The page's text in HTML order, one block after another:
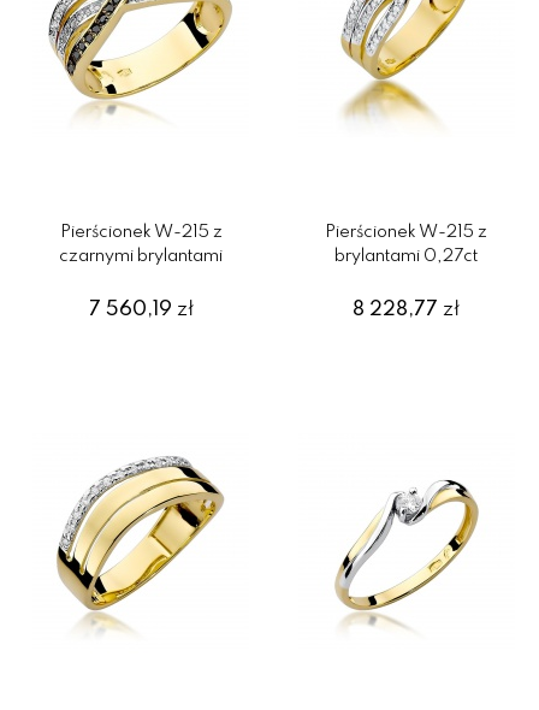
Pierścionek W-215 z
czarnymi brylantami
7 560,19 zł
Pierścionek W-215 z
brylantami 0,27ct
8 228,77zł